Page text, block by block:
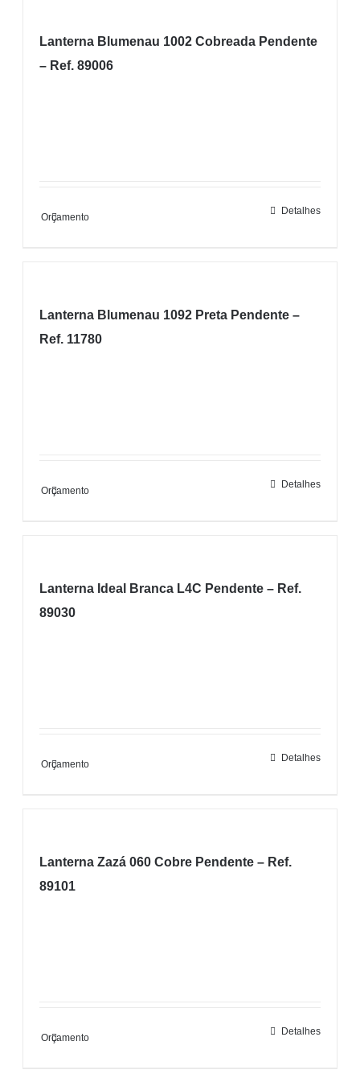
Lanterna Blumenau 1002 Cobreada Pendente
– Ref. 89006
Orçamento
Detalhes
Lanterna Blumenau 1092 Preta Pendente –
Ref. 11780
Orçamento
Detalhes
Lanterna Ideal Branca L4C Pendente – Ref.
89030
Orçamento
Detalhes
Lanterna Zazá 060 Cobre Pendente – Ref.
89101
Orçamento
Detalhes